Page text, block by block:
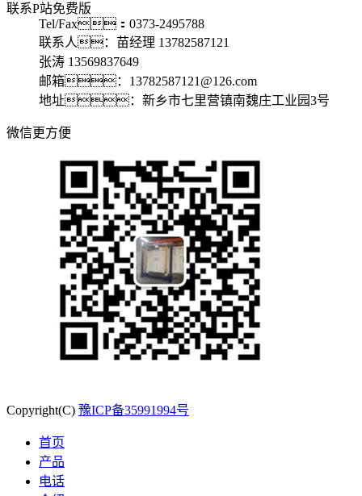
联系P站免费版
Tel/Fax：0373-2495788
联系人：苗经理 13782587121
张涛 13569837649
邮箱：13782587121@126.com
地址：新乡市七里营镇南魏庄工业园3号
微信更方便
Copyright(C) 豫ICP备35991994号
首页
产品
电话